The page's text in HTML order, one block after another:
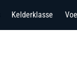
Kelderklasse